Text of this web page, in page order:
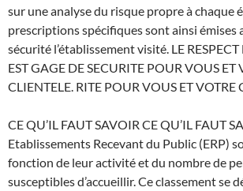
sur une analyse du risque propre à chaque
prescriptions spécifiques sont ainsi émises
sécurité l’établissement visité. LE RESPECT
EST GAGE DE SECURITE POUR VOUS ET
CLIENTELE. RITE POUR VOUS ET VOTRE
CE QU’IL FAUT SAVOIR CE QU’IL FAUT
Etablissements Recevant du Public (ERP)
fonction de leur activité et du nombre de
susceptibles d’accueillir. Ce classement se